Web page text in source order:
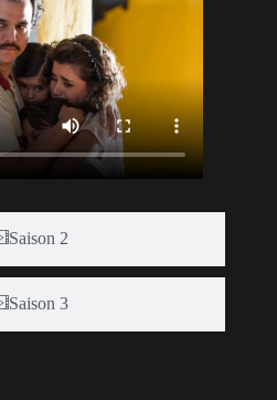
Saison 2
Saison 3